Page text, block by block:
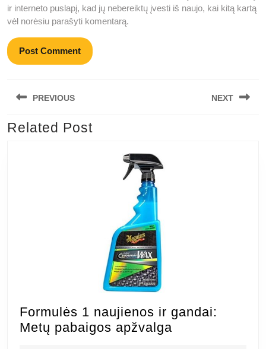
ir interneto puslapį, kad jų nebereiktų įvesti iš naujo, kai kitą kartą
vėl norėsiu parašyti komentarą.
tarp
įrašų
PREVIOUS
Previous
NEXT
Related Post
Formulės 1 naujienos ir gandai:
Metų pabaigos apžvalga